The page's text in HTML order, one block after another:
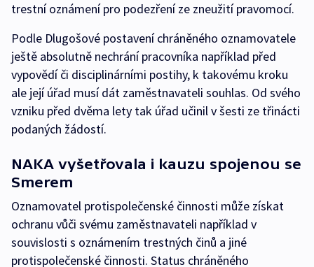
trestní oznámení pro podezření ze zneužití pravomocí.
Podle Dlugošové postavení chráněného oznamovatele
ještě absolutně nechrání pracovníka například před
vypovědí či disciplinárními postihy, k takovému kroku
ale její úřad musí dát zaměstnavateli souhlas. Od svého
vzniku před dvěma lety tak úřad učinil v šesti ze třinácti
podaných žádostí.
NAKA vyšetřovala i kauzu spojenou se
Smerem
Oznamovatel protispolečenské činnosti může získat
ochranu vůči svému zaměstnavateli například v
souvislosti s oznámením trestných činů a jiné
protispolečenské činnosti. Status chráněného